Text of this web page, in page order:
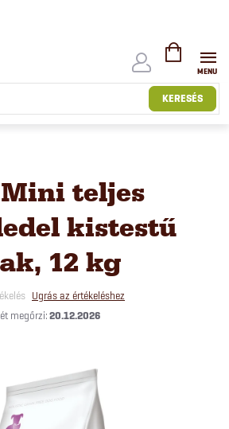
KERESÉS
KOSÁR
teljes
kistestű
12 kg
Ugrás az értékeléshez
20.12.2026